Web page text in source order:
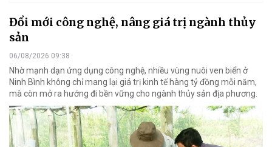
Đổi mới công nghệ, nâng giá trị ngành thủy
sản
06/08/2026 09:38
Nhờ mạnh dạn ứng dụng công nghệ, nhiều vùng nuôi ven biển ở
Ninh Bình không chỉ mang lại giá trị kinh tế hàng tỷ đồng mỗi năm,
mà còn mở ra hướng đi bền vững cho ngành thủy sản địa phương.